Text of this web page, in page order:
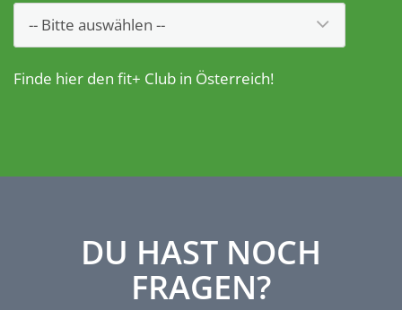
Finde hier den fit+ Club in Österreich!
DU HAST NOCH
FRAGEN?